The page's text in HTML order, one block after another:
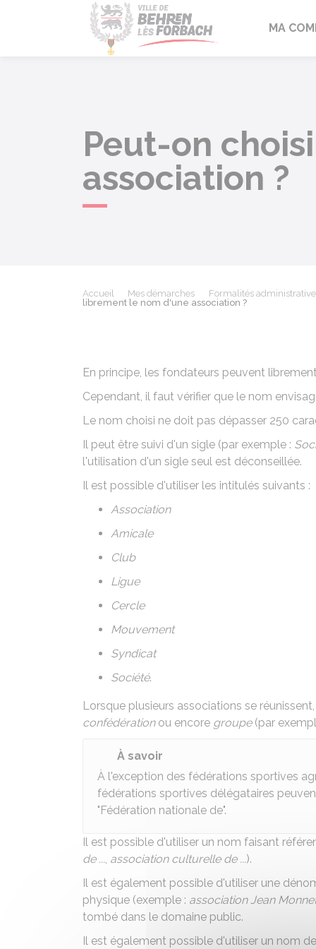
Behren-lès-
MA
Peut-on
association ?
Accueil Mes démarches Formalités
librement le nom d'une association ?
En principe, les fondateurs peuvent
Cependant, il faut vérifier que le nom
Le nom choisi ne doit pas dépasser 250
Il peut être suivi d'un sigle (par exemple :
l'utilisation d'un sigle seul est déconseillée.
Il est possible d'utiliser les intitulés suivants :
Association
Amicale
Club
Ligue
Cercle
Mouvement
Syndicat
Société.
Lorsque plusieurs associations se
confédérationou encore groupe(par
À savoir
À l'exception des fédérations sportives
fédérations sportives délégataires
"Fédération nationale de".
Il est possible d'utiliser un nom faisant
de ..., association culturelle de ...).
Il est également possible d'utiliser une
physique (exemple : association Jean
tombé dans le domaine public.
Il est également possible d'utiliser un nom